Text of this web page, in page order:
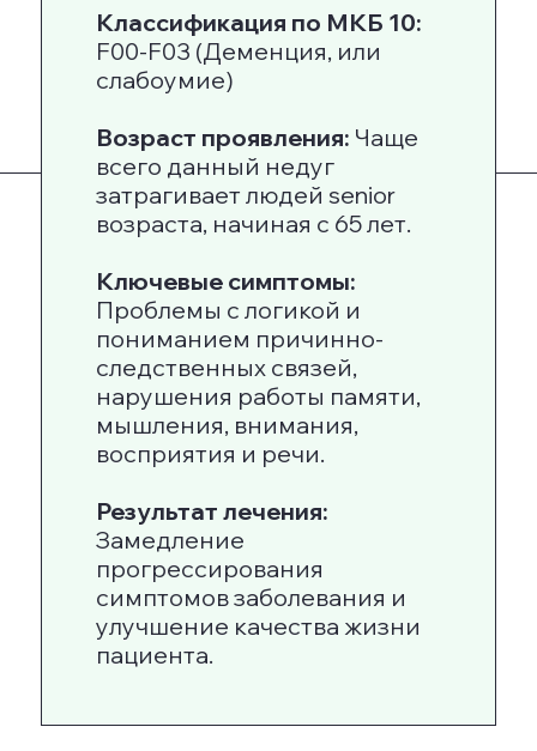
нарушения работы памяти,
мышления, внимания,
восприятия и речи.
Результат лечения:
прогрессирования
симптомов заболевания и
улучшение качества жизни
пациента.
Деменция представляет собой
особую форму слабоумия и является
патологическим состоянием мозга.
Она проявляется в утрате у пациента
ранее усвоенных навыков и знаний, а
также в неспособности осознать
происходящие изменения. Степень
выраженности деменции
варьируется в зависимости от стадии
во всех случаях остается снижение
познавательных способностей.
Основными симптомами считаются
разрушение психических функций.
Обычно расстройство начинается в
пожилом возрасте, хотя в некоторых
случаях оно может проявиться и в
более молодом возрасте.